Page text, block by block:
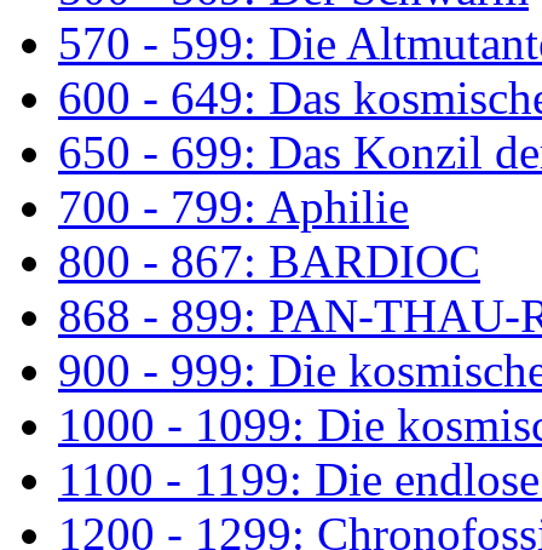
570 - 599: Die
600 - 649: Das
650 - 699: Das Konzil
700 - 799: Aphilie
800 - 867: BARDIOC
868 - 899: PAN-THAU-
900 - 999: Die
1000 - 1099: Die
1100 - 1199: Die
1200 - 1299: